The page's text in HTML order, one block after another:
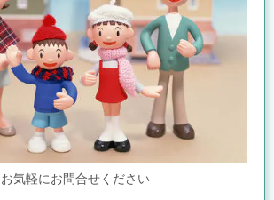
お気軽にお問合せください